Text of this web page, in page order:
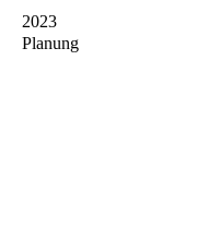
2023
Planung